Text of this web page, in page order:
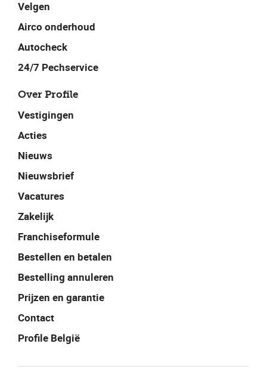
Velgen
Airco onderhoud
Autocheck
24/7 Pechservice
Over Profile
Vestigingen
Acties
Nieuws
Nieuwsbrief
Vacatures
Zakelijk
Franchiseformule
Bestellen en betalen
Bestelling annuleren
Prijzen en garantie
Contact
Profile België